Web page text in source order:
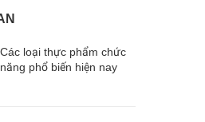
Các loại thực phẩm chức
năng phổ biến hiện nay